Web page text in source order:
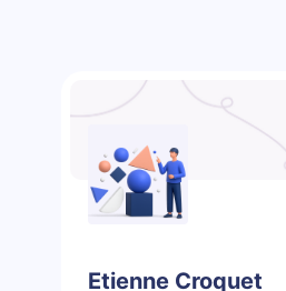
Etienne Croquet